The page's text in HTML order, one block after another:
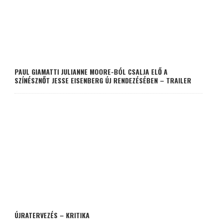
PAUL GIAMATTI JULIANNE MOORE-BÓL CSALJA ELŐ A
SZÍNÉSZNŐT JESSE EISENBERG ÚJ RENDEZÉSÉBEN – TRAILER
ÚJRATERVEZÉS – KRITIKA